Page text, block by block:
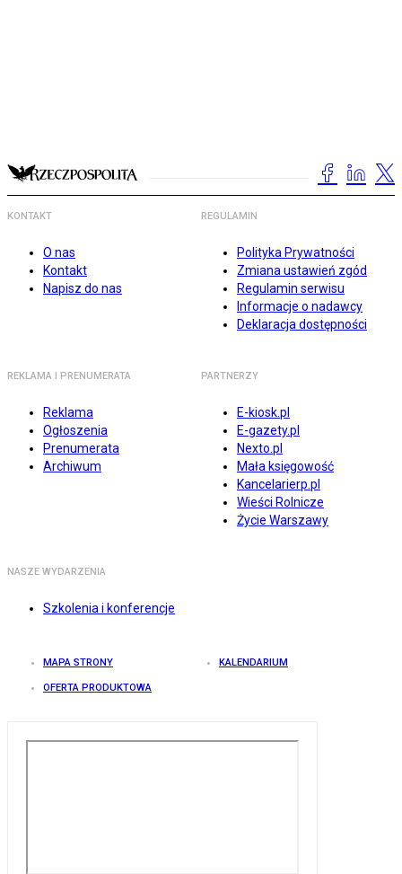
KONTAKT
O nas
Kontakt
Napisz do nas
REGULAMIN
Polityka Prywatności
Zmiana ustawień zgód
Regulamin serwisu
Informacje o nadawcy
Deklaracja dostępności
REKLAMA I PRENUMERATA
Reklama
Ogłoszenia
Prenumerata
Archiwum
PARTNERZY
E-kiosk.pl
E-gazety.pl
Nexto.pl
Mała księgowość
Kancelarierp.pl
Wieści Rolnicze
Życie Warszawy
NASZE WYDARZENIA
Szkolenia i konferencje
MAPA STRONY KALENDARIUM
OFERTA PRODUKTOWA